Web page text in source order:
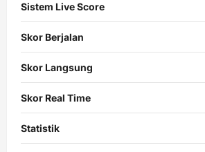
Sistem Live Score
Skor Berjalan
Skor Langsung
Skor Real Time
Statistik